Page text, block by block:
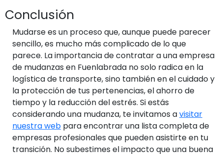
Conclusión
Mudarse es un proceso que, aunque puede parecer
sencillo, es mucho más complicado de lo que
parece. La importancia de contratar a una empresa
de mudanzas en Fuenlabrada no solo radica en la
logística de transporte, sino también en el cuidado y
la protección de tus pertenencias, el ahorro de
tiempo y la reducción del estrés. Si estás
considerando una mudanza, te invitamos avisitar
nuestra web para encontrar una lista completa de
empresas profesionales que pueden asistirte en tu
transición. No subestimes el impacto que una buena